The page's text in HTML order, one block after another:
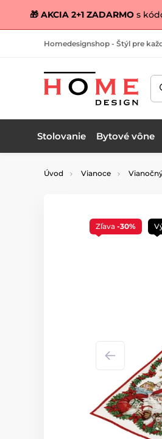
🎁 AKCIA 2+1 ZADARMO s
Homedesignshop - Štýl pre
Stolovanie Bytové vône
Úvod Vianoce
Zľava -30%